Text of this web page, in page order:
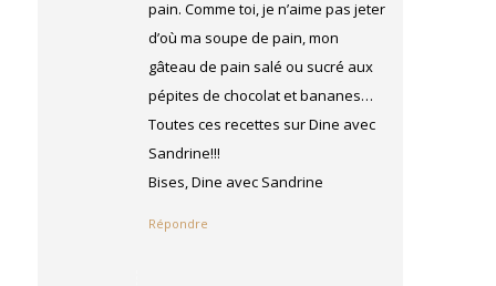
pain. Comme toi, je n’aime pas jeter
d’où ma soupe de pain, mon
gâteau de pain salé ou sucré aux
pépites de chocolat et bananes…
Toutes ces recettes sur Dine avec
Sandrine!!!
Bises, Dine avec Sandrine
Répondre